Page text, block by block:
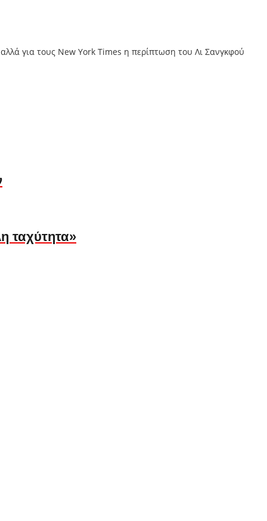
για τους New York Times η περίπτωση του Λι Σανγκφού
ταχύτητα»